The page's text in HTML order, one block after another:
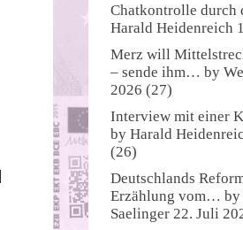
Chatkontrolle durch
Harald Heidenreich
Merz will
– sende ihm… by
2026 (27)
Interview mit einer
by Harald
(26)
Deutschlands
Erzählung vom… by
Saelinger 22. Juli